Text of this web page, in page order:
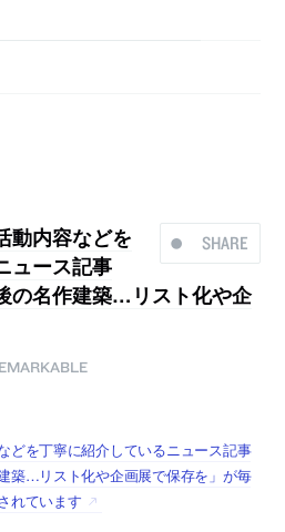
SHARE
動内容などを
ュース記事
の名作建築…リスト化や企
どを丁寧に紹介しているニュース記事
築…リスト化や企画展で保存を」が毎
れています